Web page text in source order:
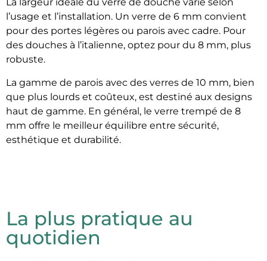
l’usage et l’installation. Un verre de 6 mm convient
pour des portes légères ou parois avec cadre. Pour
des douches à l’italienne, optez pour du 8 mm, plus
robuste.
La gamme de parois avec des verres de 10 mm, bien
que plus lourds et coûteux, est destiné aux designs
haut de gamme. En général, le verre trempé de 8
mm offre le meilleur équilibre entre sécurité,
esthétique et durabilité.
La plus pratique au
quotidien